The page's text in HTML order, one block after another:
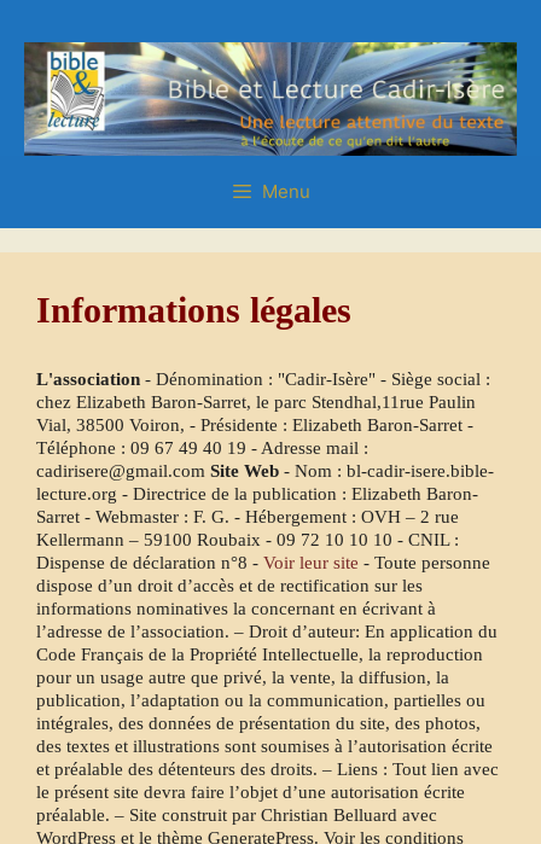
contenu
contenu
Menu
Informations légales
L'association - Dénomination : "Cadir-Isère" - Siège social :
chez Elizabeth Baron-Sarret, le parc Stendhal,11rue Paulin
Vial, 38500 Voiron, - Présidente : Elizabeth Baron-Sarret -
Téléphone : 09 67 49 40 19 - Adresse mail :
cadirisere@gmail.com Site Web - Nom : bl-cadir-isere.bible-
lecture.org - Directrice de la publication : Elizabeth Baron-
Sarret - Webmaster : F. G. - Hébergement : OVH – 2 rue
Kellermann – 59100 Roubaix - 09 72 10 10 10 - CNIL :
Dispense de déclaration n°8 - Voir leur site - Toute personne
dispose d’un droit d’accès et de rectification sur les
informations nominatives la concernant en écrivant à
l’adresse de l’association. – Droit d’auteur: En application du
Code Français de la Propriété Intellectuelle, la reproduction
pour un usage autre que privé, la vente, la diffusion, la
publication, l’adaptation ou la communication, partielles ou
intégrales, des données de présentation du site, des photos,
des textes et illustrations sont soumises à l’autorisation écrite
et préalable des détenteurs des droits. – Liens : Tout lien avec
le présent site devra faire l’objet d’une autorisation écrite
préalable. – Site construit par Christian Belluard avec
WordPress et le thème GeneratePress. Voir les conditions